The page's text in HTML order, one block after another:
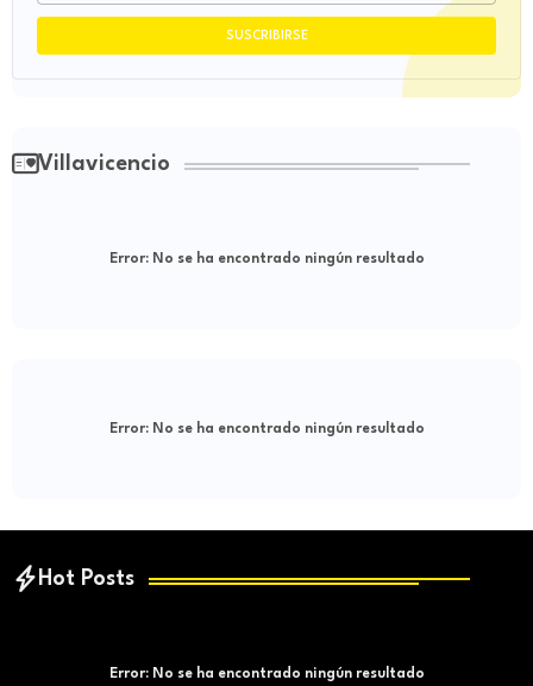
Villavicencio
Error:No se ha encontrado ningún resultado
Error:No se ha encontrado ningún resultado
Hot Posts
Error:No se ha encontrado ningún resultado